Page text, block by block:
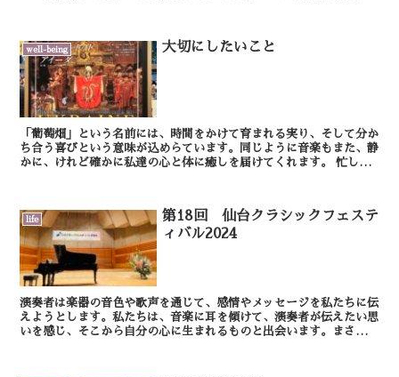
well-being 大切にしたいこと
「葡萄畑」という名前には、時間をかけて育まれる実り、そして分か
ち合う喜びという意味が込めらています。同じように音楽もまた、静
かに、けれど確かに私達の心と体に癒しを届けてくれます。 忙しさ
life
第18回 仙台クラシックフェステ
ィバル2024
演奏者は楽器の音色や歌声を通じて、感情やメッセージを私たちに伝
えようとします。私たちは、音楽に耳を傾けて、演奏者が伝えたい思
いを感じ、そこから自分の心に生まれるものと出会います。まさに一